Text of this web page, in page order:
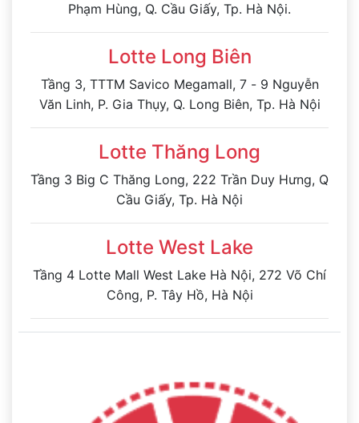
Phạm Hùng, Q. Cầu Giấy, Tp. Hà Nội.
Lotte Long Biên
Tầng 3, TTTM Savico Megamall, 7 - 9 Nguyễn
Văn Linh, P. Gia Thụy, Q. Long Biên, Tp. Hà Nội
Lotte Thăng Long
Tầng 3 Big C Thăng Long, 222 Trần Duy Hưng, Q
Cầu Giấy, Tp. Hà Nội
Lotte West Lake
Tầng 4 Lotte Mall West Lake Hà Nội, 272 Võ Chí
Công, P. Tây Hồ, Hà Nội